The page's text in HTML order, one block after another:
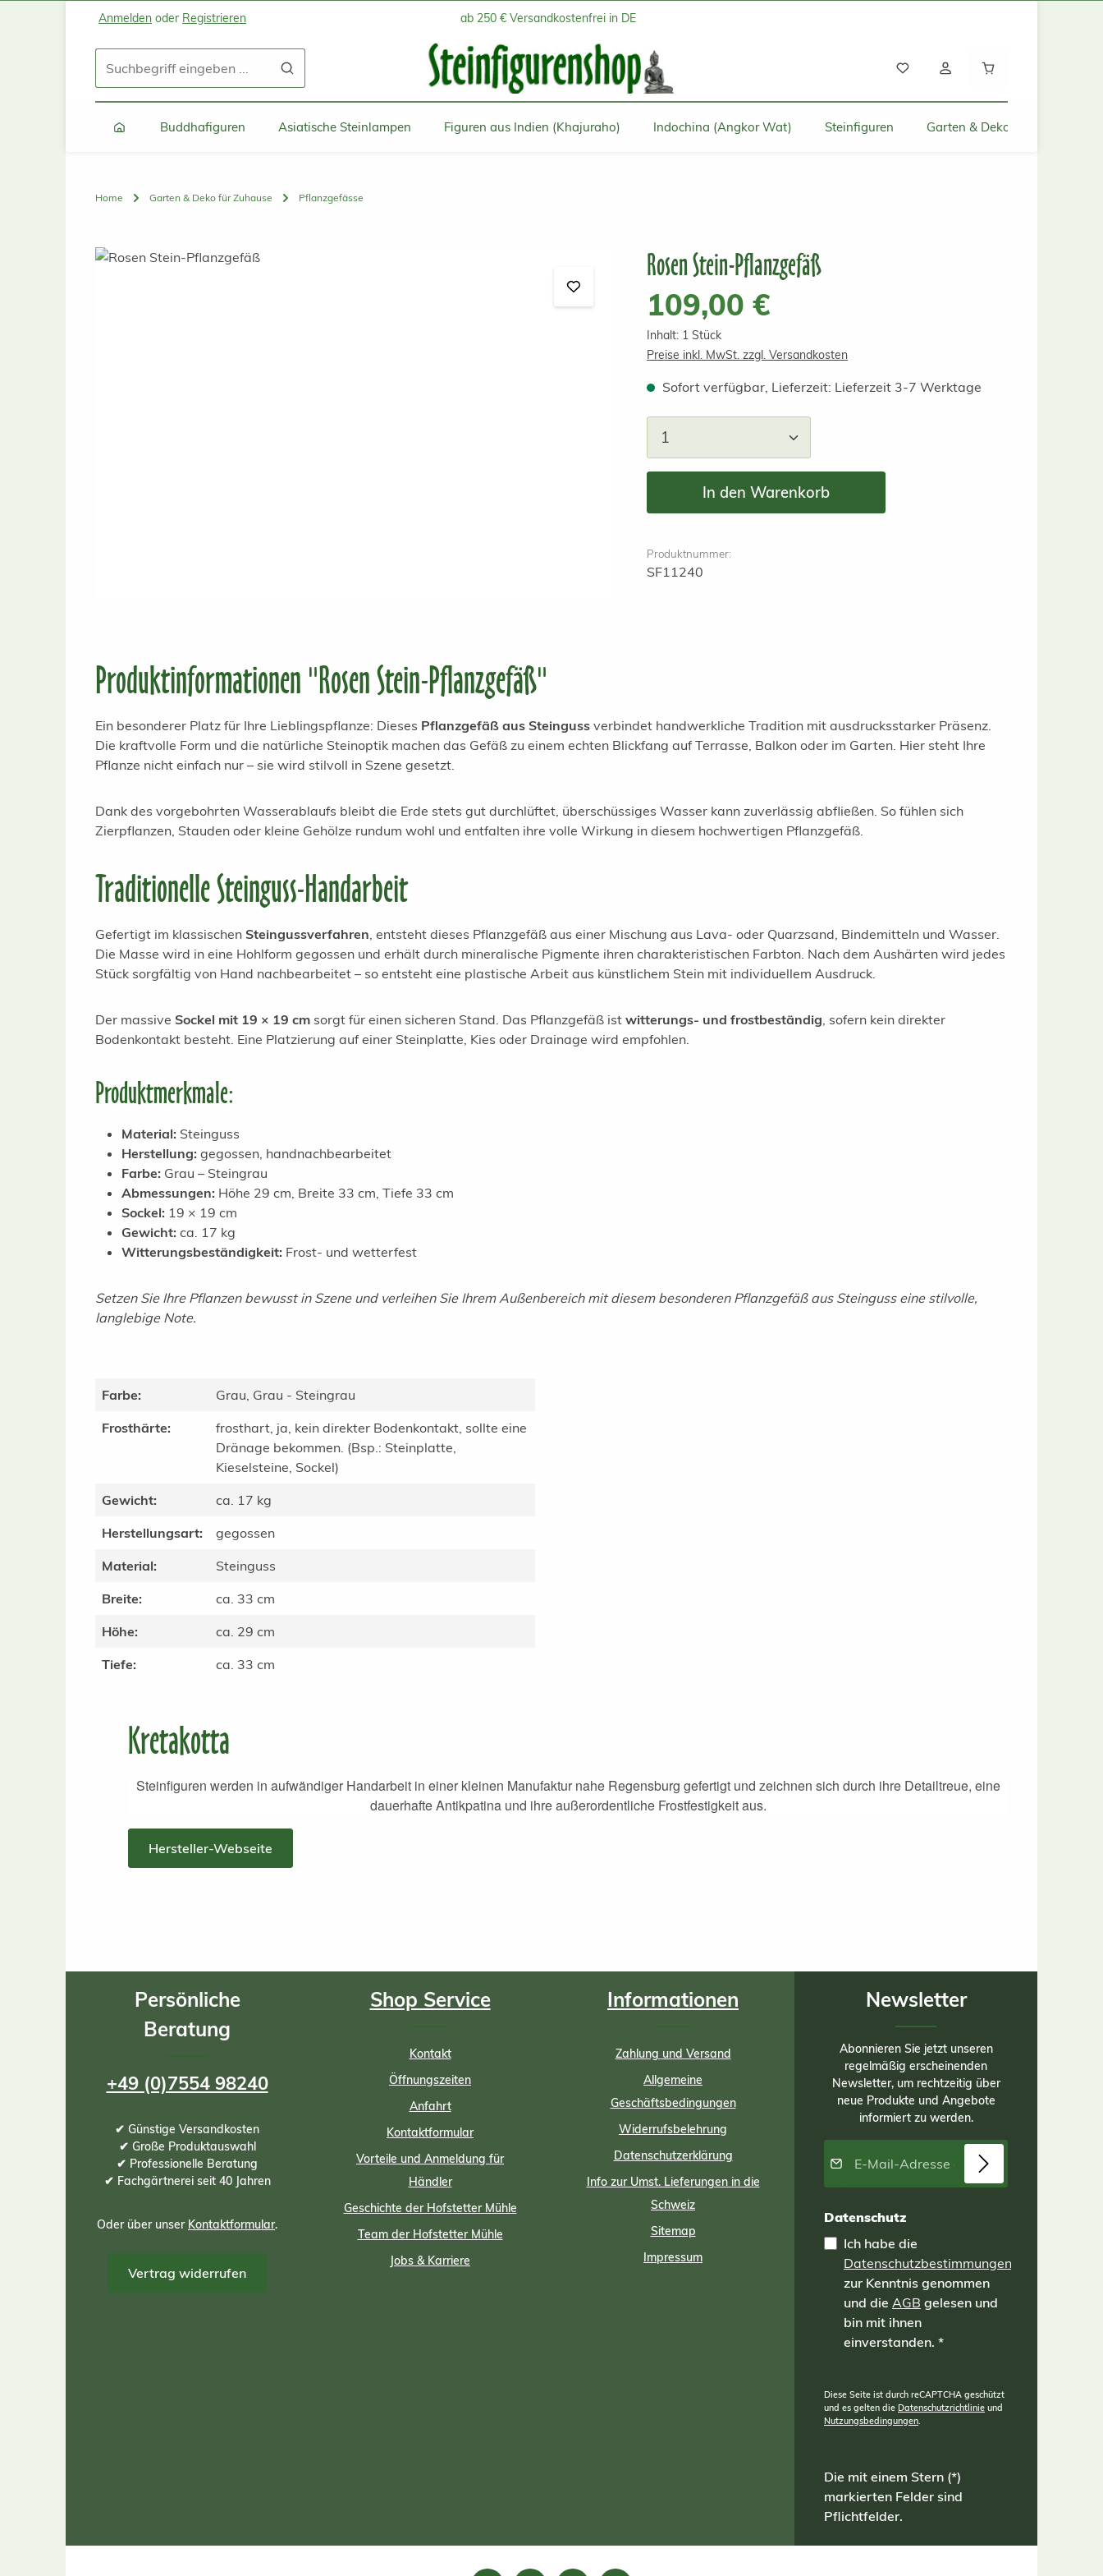
Zum Hauptinhalt springen
Zur Suche springen
Zur Hauptnavigation springen
Anmelden oder Registrieren ab 250 € Versandkostenfrei in DE
Buddhafiguren Asiatische Steinlampen Figuren aus Indien (Khajuraho) Indochina (Angkor Wat) Steinfiguren Garten & Deko für Zuhause
Home Garten & Deko für Zuhause Pflanzgefässe
Bildergalerie überspringen Rosen Stein-Pflanzgefäß
Regulärer Preis:
109,00 €
Inhalt: 1 Stück
Preise inkl. MwSt. zzgl. Versandkosten
Sofort verfügbar, Lieferzeit: Lieferzeit 3-7 Werktage
Produkt Anzahl: Gib den gewünschten Wert ein
In den Warenkorb
Produktnummer:
SF11240
Produktinformationen "Rosen Stein-Pflanzgefäß"
Ein besonderer Platz für Ihre Lieblingspflanze: Dieses Pflanzgefäß aus Steinguss verbindet handwerkliche Tradition mit ausdrucksstarker Präsenz.
Die kraftvolle Form und die natürliche Steinoptik machen das Gefäß zu einem echten Blickfang auf Terrasse, Balkon oder im Garten. Hier steht Ihre
Pflanze nicht einfach nur – sie wird stilvoll in Szene gesetzt.
Dank des vorgebohrten Wasserablaufs bleibt die Erde stets gut durchlüftet, überschüssiges Wasser kann zuverlässig abfließen. So fühlen sich
Zierpflanzen, Stauden oder kleine Gehölze rundum wohl und entfalten ihre volle Wirkung in diesem hochwertigen Pflanzgefäß.
Traditionelle Steinguss-Handarbeit
Gefertigt im klassischen Steingussverfahren, entsteht dieses Pflanzgefäß aus einer Mischung aus Lava- oder Quarzsand, Bindemitteln und Wasser.
Die Masse wird in eine Hohlform gegossen und erhält durch mineralische Pigmente ihren charakteristischen Farbton. Nach dem Aushärten wird jedes
Stück sorgfältig von Hand nachbearbeitet – so entsteht eine plastische Arbeit aus künstlichem Stein mit individuellem Ausdruck.
Der massive Sockel mit 19 × 19 cm sorgt für einen sicheren Stand. Das Pflanzgefäß ist witterungs- und frostbeständig, sofern kein direkter
Bodenkontakt besteht. Eine Platzierung auf einer Steinplatte, Kies oder Drainage wird empfohlen.
Produktmerkmale:
Material: Steinguss
Herstellung: gegossen, handnachbearbeitet
Farbe: Grau – Steingrau
Abmessungen: Höhe 29 cm, Breite 33 cm, Tiefe 33 cm
Sockel: 19 × 19 cm
Gewicht: ca. 17 kg
Witterungsbeständigkeit: Frost- und wetterfest
Setzen Sie Ihre Pflanzen bewusst in Szene und verleihen Sie Ihrem Außenbereich mit diesem besonderen Pflanzgefäß aus Steinguss eine stilvolle,
langlebige Note.
Farbe:
Grau, Grau - Steingrau
Frosthärte:
frosthart, ja, kein direkter Bodenkontakt, sollte eine
Dränage bekommen. (Bsp.: Steinplatte,
Kieselsteine, Sockel)
Gewicht:
ca. 17 kg
Herstellungsart:
gegossen
Material:
Steinguss
Breite:
ca. 33 cm
Höhe:
ca. 29 cm
Tiefe:
ca. 33 cm
Kretakotta
Steinfiguren werden in aufwändiger Handarbeit in einer kleinen Manufaktur nahe Regensburg gefertigt und zeichnen sich durch ihre Detailtreue, eine
dauerhafte Antikpatina und ihre außerordentliche Frostfestigkeit aus.
Hersteller-Webseite
Persönliche
Beratung
+49 (0)7554 98240
✔ Günstige Versandkosten
✔ Große Produktauswahl
✔ Professionelle Beratung
✔ Fachgärtnerei seit 40 Jahren
Oder über unser Kontaktformular.
Vertrag widerrufen
Shop Service
Kontakt
Öffnungszeiten
Anfahrt
Kontaktformular
Vorteile und Anmeldung für
Händler
Geschichte der Hofstetter Mühle
Team der Hofstetter Mühle
Jobs & Karriere
Informationen
Zahlung und Versand
Allgemeine
Geschäftsbedingungen
Widerrufsbelehrung
Datenschutzerklärung
Info zur Umst. Lieferungen in die
Schweiz
Sitemap
Impressum
Newsletter
Abonnieren Sie jetzt unseren
regelmäßig erscheinenden
Newsletter, um rechtzeitig über
neue Produkte und Angebote
informiert zu werden.
E-Mail-Adresse*
Datenschutz
Ich habe die
Datenschutzbestimmungen
zur Kenntnis genommen
und die AGB gelesen und
bin mit ihnen
einverstanden. *
Diese Seite ist durch reCAPTCHA geschützt
und es gelten die Datenschutzrichtlinie und
Nutzungsbedingungen.
Die mit einem Stern (*)
markierten Felder sind
Pflichtfelder.